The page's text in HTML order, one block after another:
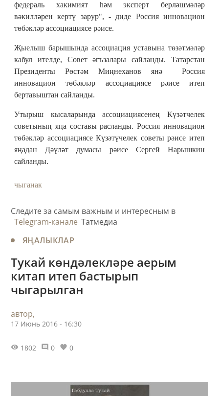
федераль хакимият һәм эксперт берләшмәләр
вәкилләрен кертү зарур", - диде Россия инновацион
төбәкләр ассоциациясе рәисе.
Җыелыш барышында ассоциация уставына төзәтмәләр
кабул ителде, Совет әгъзалары сайланды. Татарстан
Президенты Рөстәм Миңнеханов янә Россия
инновацион төбәкләр ассоциациясе рәисе итеп
бертавыштан сайланды.
Утырыш кысаларында ассоциациясенең Күзәтчелек
советының яңа составы расланды. Россия инновацион
төбәкләр ассоциациясе Күзәтүчелек советы рәисе итеп
яңадан Дәүләт думасы рәисе Сергей Нарышкин
сайланды.
чыганак
Следите за самым важным и интересным в
Telegram-канале Татмедиа
ЯҢАЛЫКЛАР
Тукай көндәлекләре аерым
китап итеп бастырып
чыгарылган
автор,
17 Июнь 2016 - 16:30
1802 0 0